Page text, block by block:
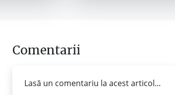
Comentarii
Lasă un comentariu la acest articol...